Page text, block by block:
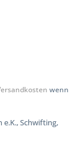
wenn
Schwifting,